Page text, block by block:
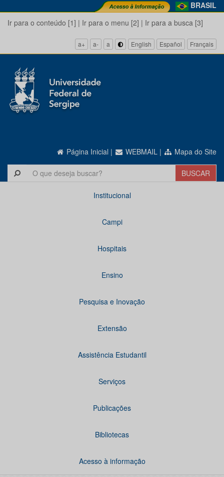
BRASIL
Ir para o conteúdo [1] | Ir para o menu [2] | Ir para a busca [3]
a+ a- a English Español Français
Página Inicial | WEBMAIL | Mapa do Site
Institucional
Campi
Hospitais
Ensino
Pesquisa e Inovação
Extensão
Assistência Estudantil
Serviços
Publicações
Bibliotecas
Acesso à informação